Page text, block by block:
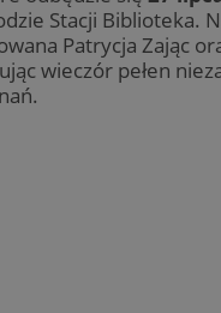
Stacji Biblioteka.
Patrycja Zając
wieczór pełen